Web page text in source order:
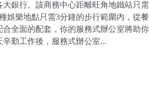
銀行。該商務中心距離旺角地鐵站只需
娛樂地點只需3分鐘的步行範圍內，從餐
全面的配套，你的服務式辦公室將助你
勤工作後，服務式辦公室...